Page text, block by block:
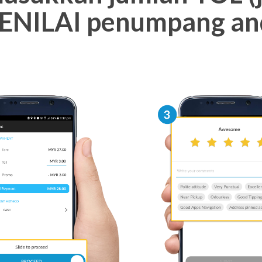
penumpang